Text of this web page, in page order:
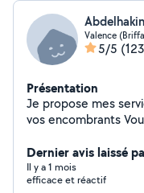
Valence
5/5
Présentation
Je propose mes
vos encombrants
type de manutention
loue une
vos
Dernier avis laissé
Il y a 1 mois
efficace et réactif